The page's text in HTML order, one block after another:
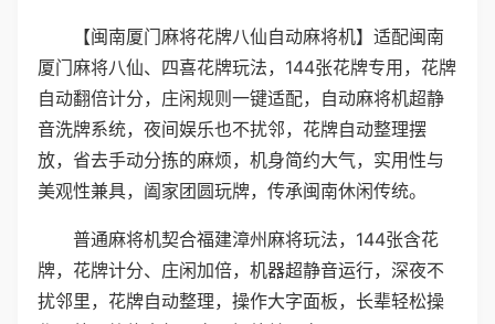
【闽南厦门麻将花牌八仙自动麻将机】适配闽南
厦门麻将八仙、四喜花牌玩法，144张花牌专用，花牌
自动翻倍计分，庄闲规则一键适配，自动麻将机超静
音洗牌系统，夜间娱乐也不扰邻，花牌自动整理摆
放，省去手动分拣的麻烦，机身简约大气，实用性与
美观性兼具，阖家团圆玩牌，传承闽南休闲传统。
普通麻将机契合福建漳州麻将玩法，144张含花
牌，花牌计分、庄闲加倍，机器超静音运行，深夜不
扰邻里，花牌自动整理，操作大字面板，长辈轻松操